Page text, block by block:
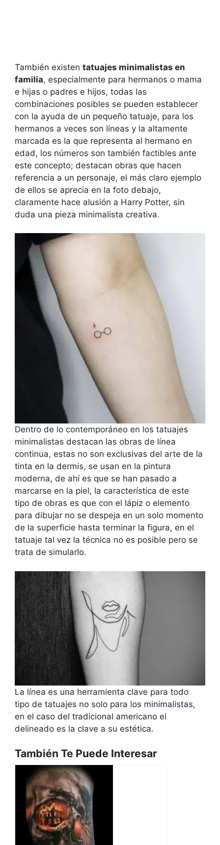
También existen tatuajes minimalistas en
familia, especialmente para hermanos o mama
e hijas o padres e hijos, todas las
combinaciones posibles se pueden establecer
con la ayuda de un pequeño tatuaje, para los
hermanos a veces son líneas y la altamente
marcada es la que representa al hermano en
edad, los números son también factibles ante
este concepto; destacan obras que hacen
referencia a un personaje, el más claro ejemplo
de ellos se aprecia en la foto debajo,
claramente hace alusión a Harry Potter, sin
duda una pieza minimalista creativa.
Dentro de lo contemporáneo en los tatuajes
minimalistas destacan las obras de línea
continua, estas no son exclusivas del arte de la
tinta en la dermis, se usan en la pintura
moderna, de ahí es que se han pasado a
marcarse en la piel, la característica de este
tipo de obras es que con el lápiz o elemento
para dibujar no se despeja en un solo momento
de la superficie hasta terminar la figura, en el
tatuaje tal vez la técnica no es posible pero se
trata de simularlo.
La línea es una herramienta clave para todo
tipo de tatuajes no solo para los minimalistas,
en el caso del tradicional americano el
delineado es la clave a su estética.
También Te Puede Interesar